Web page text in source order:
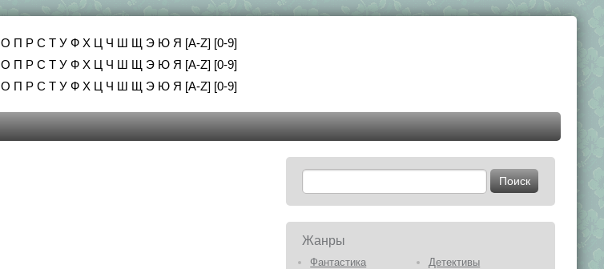
О П Р С Т У Ф Х Ц Ч Ш Щ Э Ю Я [A-Z] [0-9]
О П Р С Т У Ф Х Ц Ч Ш Щ Э Ю Я [A-Z] [0-9]
О П Р С Т У Ф Х Ц Ч Ш Щ Э Ю Я [A-Z] [0-9]
Жанры
Фантастика
Детективы